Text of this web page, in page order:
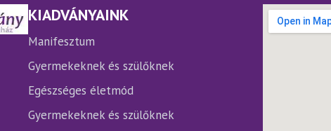
termékoldalon
választhatók
KIADVÁNYAINK
Manifesztum
Gyermekeknek és szülőknek
Egészséges életmód
Gyermekeknek és szülőknek